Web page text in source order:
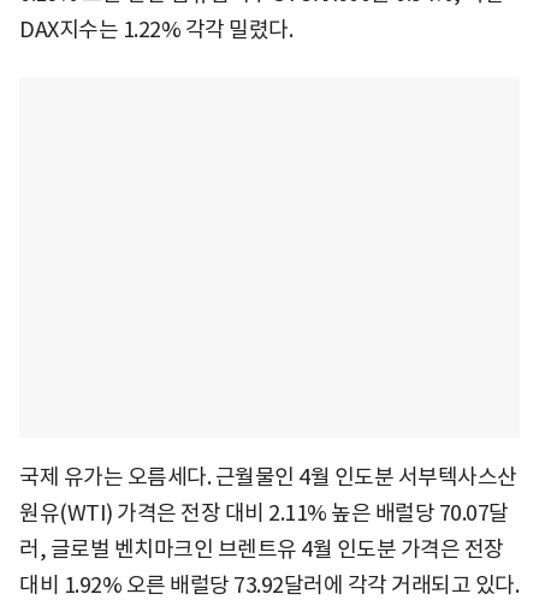
DAX지수는 1.22% 각각 밀렸다.
국제 유가는 오름세다. 근월물인 4월 인도분 서부텍사스산
원유(WTI) 가격은 전장 대비 2.11% 높은 배럴당 70.07달
러, 글로벌 벤치마크인 브렌트유 4월 인도분 가격은 전장
대비 1.92% 오른 배럴당 73.92달러에 각각 거래되고 있다.